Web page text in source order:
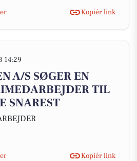
Kopiér link
14:29
A/S SØGER EN
TIL
SNAREST
Kopiér link